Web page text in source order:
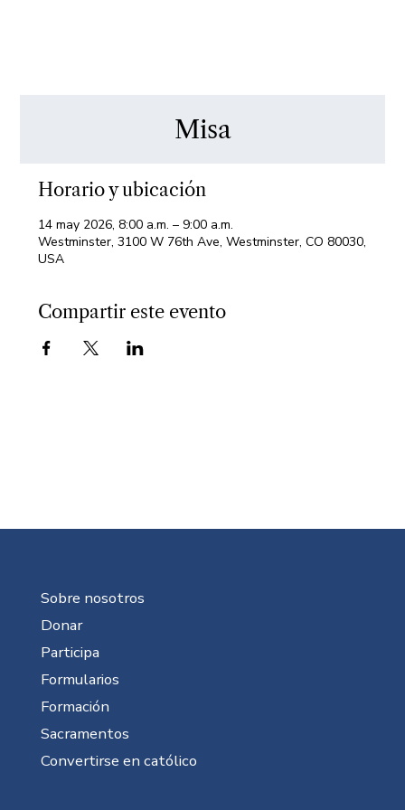
Misa
Horario y ubicación
14 may 2026, 8:00 a.m. – 9:00 a.m.
Westminster, 3100 W 76th Ave, Westminster, CO 80030,
USA
Compartir este evento
Sobre nosotros
Donar
Participa
Formularios
Formación
Sacramentos
Convertirse en católico